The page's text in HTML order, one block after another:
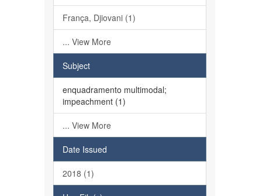
França, Djiovani (1)
... View More
Subject
enquadramento multimodal;
impeachment (1)
... View More
Date Issued
2018 (1)